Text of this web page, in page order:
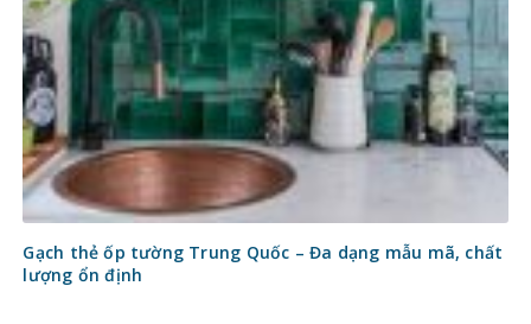
Gạch thẻ ốp tường Trung Quốc – Đa dạng mẫu mã, chất
lượng ổn định